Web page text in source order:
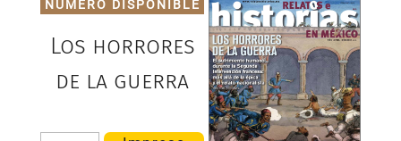
NÚMERO DISPONIBLE
Los horrores
de la guerra